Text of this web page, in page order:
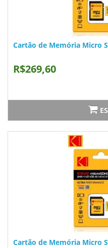
Cartão de Memória Micro
R$269,60
Cartão de Memória Micro